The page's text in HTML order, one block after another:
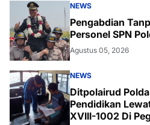
NEWS
Pengabdian
Personel SPN
Agustus 05, 2026
NEWS
Ditpolairud
Pendidikan
XVIII-1002 Di